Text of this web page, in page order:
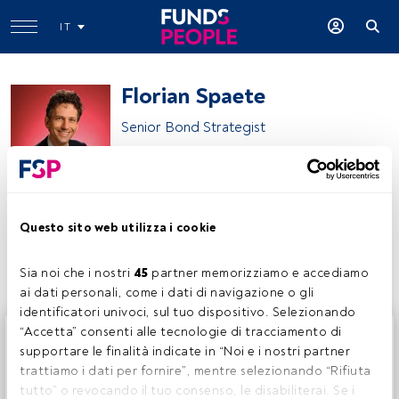
Questo sito web utilizza i cookie
Sia noi che i nostri 45 partner memorizziamo e accediamo
ai dati personali, come i dati di navigazione o gli
identificatori univoci, sul tuo dispositivo. Selezionando
“Accetta” consenti alle tecnologie di tracciamento di
supportare le finalità indicate in “Noi e i nostri partner
trattiamo i dati per fornire”, mentre selezionando “Rifiuta
tutto” o revocando il tuo consenso, le disabiliterai. Se i
IT
Florian Spaete
Senior Bond Strategist
Condividi:
Questo è un articolo riservato agli utenti FundsPeople. Se
sei già registrato, accedi tramite il pulsante Login. Se non
hai ancora un account, ti invitiamo a registrarti per scoprire
tutti i contenuti che FundsPeople ha da offrire.